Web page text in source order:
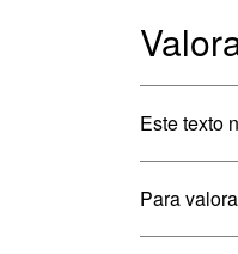
Este texto
Para